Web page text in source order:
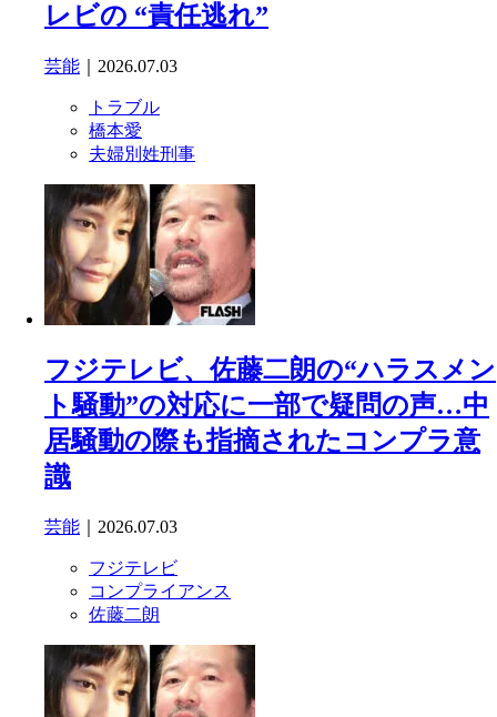
レビの “責任逃れ”
芸能 ｜2026.07.03
トラブル
橋本愛
夫婦別姓刑事
フジテレビ、佐藤二朗の“ハラスメン
ト騒動”の対応に一部で疑問の声…中
居騒動の際も指摘されたコンプラ意
識
芸能 ｜2026.07.03
フジテレビ
コンプライアンス
佐藤二朗